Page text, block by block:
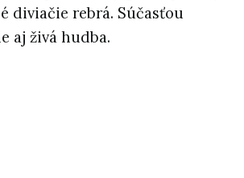
diviačie rebrá. Súčasťou
aj živá hudba.